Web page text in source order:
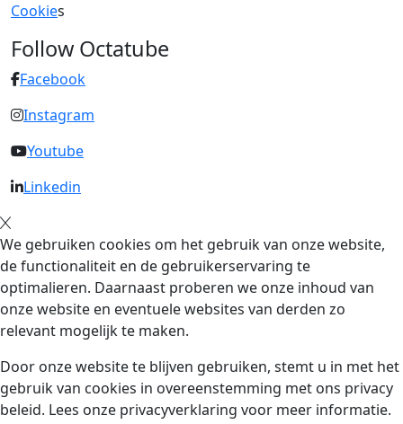
Cookies
Follow Octatube
Facebook
Instagram
Youtube
Linkedin
We gebruiken cookies om het gebruik van onze website,
de functionaliteit en de gebruikerservaring te
optimalieren. Daarnaast proberen we onze inhoud van
onze website en eventuele websites van derden zo
relevant mogelijk te maken.
Door onze website te blijven gebruiken, stemt u in met het
gebruik van cookies in overeenstemming met ons privacy
beleid. Lees onze privacyverklaring voor meer informatie.